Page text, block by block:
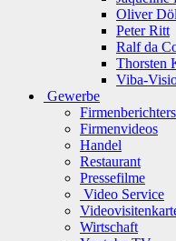
Oliver
Peter Ritt
Ralf da
Thorsten
Viba-
Gewerbe
Firmenvideos
Handel
Restaurant
Pressefilme
Video Service
Wirtschaft